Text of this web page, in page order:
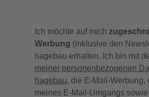
Ich möchte auf mich
Werbung (inklusive den
hagebau erhalten. Ich bin mit
meiner personenbezogenen
hagebau, die E-Mail-Werbung,
meines E-Mail-Umgangs